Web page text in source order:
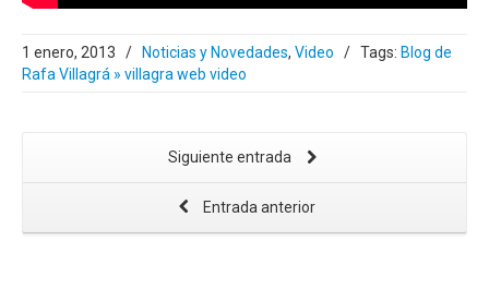
1 enero, 2013 / Noticias y Novedades, Video / Tags: Blog de
Rafa Villagrá » villagra web video
Siguiente entrada
Entrada anterior